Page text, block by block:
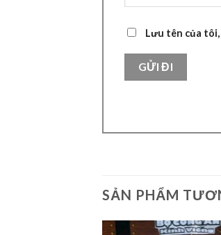
Lưu tên của
SẢN PHẨM